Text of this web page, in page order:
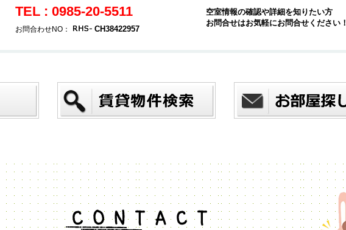
TEL : 0985-20-5511
お問合わせNO： CH38422957
空室情報の確認や詳細を知りたい方
お問合せはお気軽にお問合せください！